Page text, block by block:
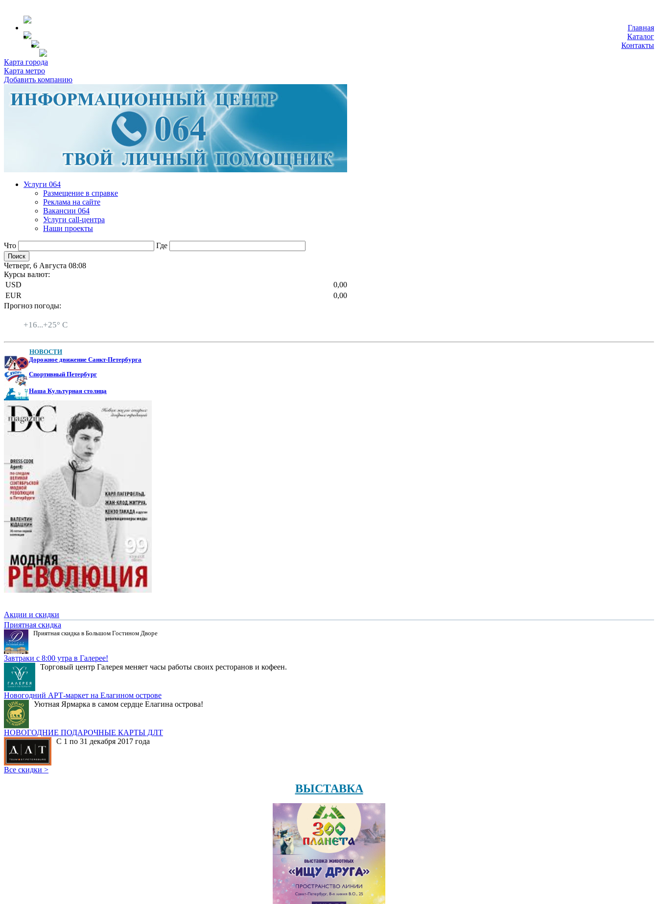
Главная
Каталог
Контакты
Карта города
Карта метро
Добавить компанию
Услуги 064
Размещение в справке
Реклама на сайте
Вакансии 064
Услуги call-центра
Наши проекты
Что Где
Четверг, 6 Августа 08:08
Курсы валют:
USD
0,00
EUR
0,00
Прогноз погоды:
+16...+25° C
НОВОСТИ
Дорожное движение Санкт-Петербурга
Спортивный Петербург
Наша Культурная столица
Акции и скидки
Приятная скидка
Приятная скидка в Большом Гостином Дворе
Завтраки с 8:00 утра в Галерее!
Торговый центр Галерея меняет часы работы своих ресторанов и кофеен.
Новогодний АРТ-маркет на Елагином острове
Уютная Ярмарка в самом сердце Елагина острова!
НОВОГОДНИЕ ПОДАРОЧНЫЕ КАРТЫ ДЛТ
С 1 по 31 декабря 2017 года
Все скидки >
ВЫСТАВКА